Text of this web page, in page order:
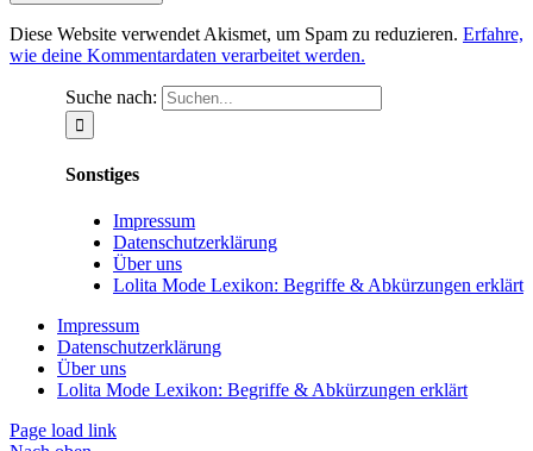
Diese Website verwendet Akismet, um Spam zu reduzieren. Erfahre,
wie deine Kommentardaten verarbeitet werden.
Suche nach:
Sonstiges
Impressum
Datenschutzerklärung
Über uns
Lolita Mode Lexikon: Begriffe & Abkürzungen erklärt
Impressum
Datenschutzerklärung
Über uns
Lolita Mode Lexikon: Begriffe & Abkürzungen erklärt
Page load link